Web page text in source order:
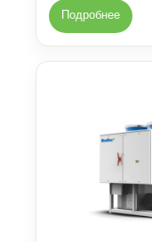
Подробнее